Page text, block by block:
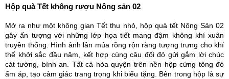
Hộp quà Tết không rượu Nông sản 02
Mở ra như một không gian Tết thu nhỏ, hộp quà tết Nông Sản 02
gây ấn tượng với những lớp họa tiết mang đậm không khí xuân
truyền thống. Hình ảnh lân múa rồng rộn ràng tượng trưng cho khí
thế khởi sắc đầu năm, kết hợp cùng câu đối đỏ gửi gắm lời chúc
cát tường, bình an. Tất cả hòa quyện trên nền hộp cứng tông đỏ
ấm áp, tạo cảm giác trang trọng khi biếu tặng. Bên trong hộp là sự